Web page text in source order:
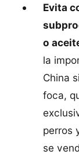
Evita
o
la
China
foca,
perros
se